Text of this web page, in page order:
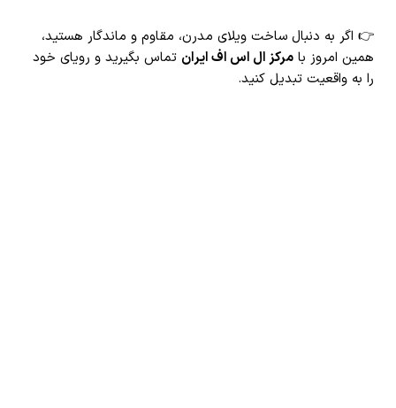
👉 اگر به دنبال ساخت ویلای مدرن، مقاوم و ماندگار هستید،
همین امروز با مرکز ال اس اف ایران تماس بگیرید و رویای خود
را به واقعیت تبدیل کنید.